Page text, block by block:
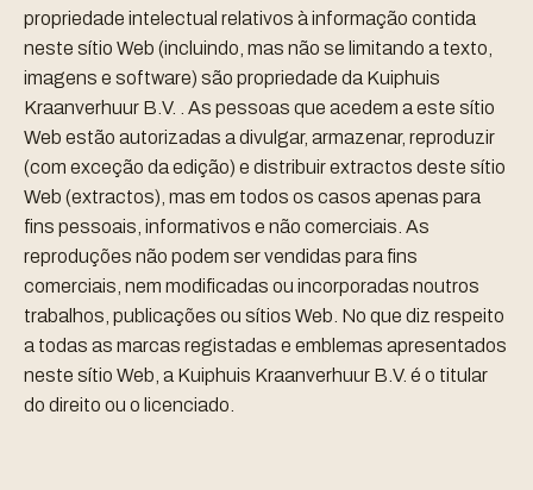
propriedade intelectual relativos à informação contida
neste sítio Web (incluindo, mas não se limitando a texto,
imagens e software) são propriedade da Kuiphuis
Kraanverhuur B.V. . As pessoas que acedem a este sítio
Web estão autorizadas a divulgar, armazenar, reproduzir
(com exceção da edição) e distribuir extractos deste sítio
Web (extractos), mas em todos os casos apenas para
fins pessoais, informativos e não comerciais. As
reproduções não podem ser vendidas para fins
comerciais, nem modificadas ou incorporadas noutros
trabalhos, publicações ou sítios Web. No que diz respeito
a todas as marcas registadas e emblemas apresentados
neste sítio Web, a Kuiphuis Kraanverhuur B.V. é o titular
do direito ou o licenciado.